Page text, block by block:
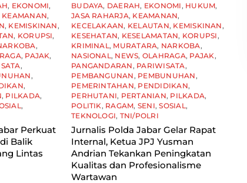
, EKONOMI,
KEAMANAN,
, KEMISKINAN ,
, KORUPSI,
,
, PAJAK,
,
,
,
, PILKADA,
,
Perkuat
Balik
Lintas
BUDAYA, DAERAH, EKONOMI , HUKUM,
JASA RAHARJA, KEAMANAN,
KECELAKAAN, KELAUTAN, KEMISKINAN ,
KESEHATAN, KESELAMATAN, KORUPSI ,
KRIMINAL , MURATARA, NARKOBA,
NASIONAL , NEWS, OLAHRAGA, PAJAK ,
PANGANDARAN , PARIWISATA,
PEMBANGUNAN , PEMBUNUHAN ,
PEMERINTAHAN, PENDIDIKAN,
PERHUTANI, PERTANIAN, PILKADA,
POLITIK , RAGAM, SENI,SOSIAL ,
TEKNOLOGI, TNI/POLRI
Jurnalis Polda Jabar Gelar Rapat
Internal, Ketua JPJ Yusman
Andrian Tekankan Peningkatan
Kualitas dan Profesionalisme
Wartawan